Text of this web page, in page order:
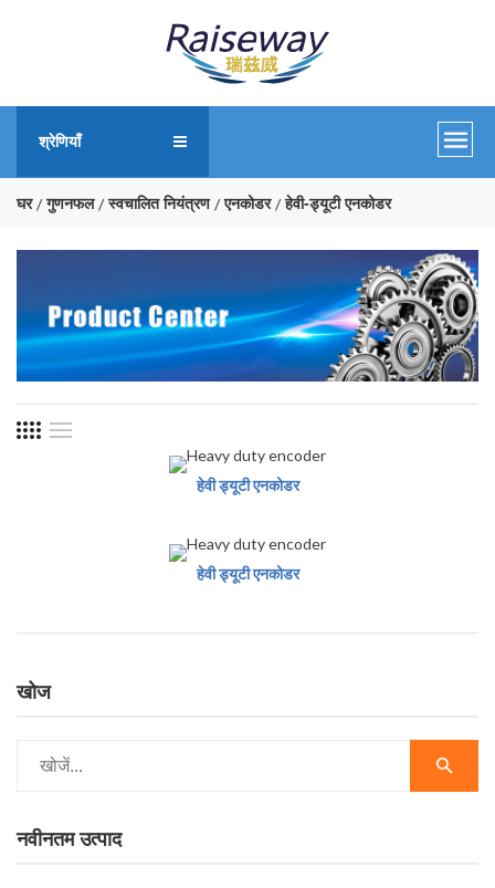
श्रेणियाँ
घर गुणनफल स्वचालित नियंत्रण एनकोडर हेवी-ड्यूटी एनकोडर
खोज
नवीनतम उत्पाद
हेवी ड्यूटी एनकोडर
हेवी ड्यूटी एनकोडर